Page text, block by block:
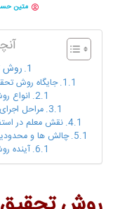
متین
روش
جایگاه روش
انواع
مراحل
نقش معلم در
چالش ها و
آینده